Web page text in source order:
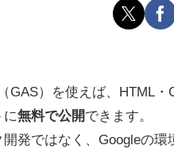
GAS）を使えば、HTML
に無料で公開できます。
発ではなく、Googleの